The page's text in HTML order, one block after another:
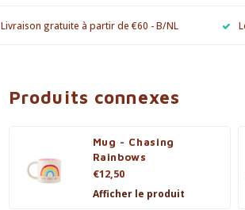
Livraison gratuite à partir de €60 - B/NL
Produits connexes
Mug - Chasing
Rainbows
€12,50
Afficher le produit